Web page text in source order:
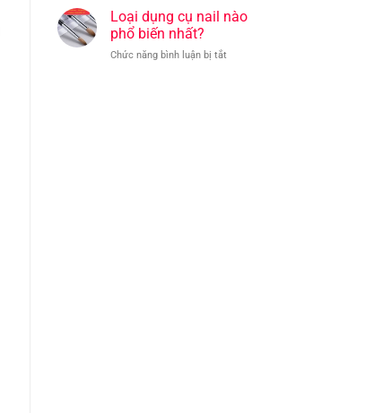
từ
sao
nail
Loại dụng cụ nail nào
phổ biến nhất?
Chức năng bình luận bị tắtở